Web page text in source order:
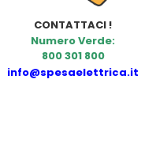
CONTATTACI !
Numero Verde:
800 301 800
info@spesaelettrica.it